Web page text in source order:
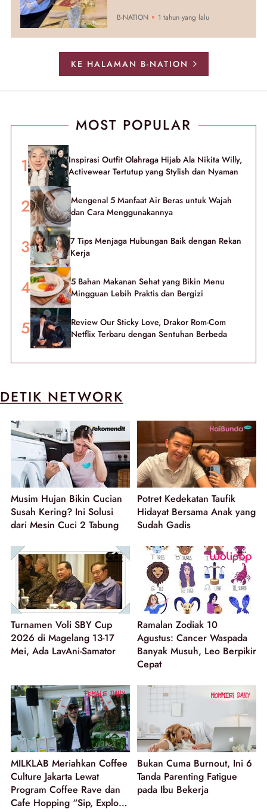
B-NATION 1 tahun yang lalu
KE HALAMAN B-NATION
MOST POPULAR
Inspirasi Outfit Olahraga Hijab Ala Nikita Willy,
Activewear Tertutup yang Stylish dan Nyaman
Mengenal 5 Manfaat Air Beras untuk Wajah
dan Cara Menggunakannya
7 Tips Menjaga Hubungan Baik dengan Rekan
Kerja
5 Bahan Makanan Sehat yang Bikin Menu
Mingguan Lebih Praktis dan Bergizi
Review Our Sticky Love, Drakor Rom-Com
Netflix Terbaru dengan Sentuhan Berbeda
DETIK NETWORK
Musim Hujan Bikin Cucian
Susah Kering? Ini Solusi
dari Mesin Cuci 2 Tabung
Potret Kedekatan Taufik
Hidayat Bersama Anak yang
Sudah Gadis
Turnamen Voli SBY Cup
2026 di Magelang 13-17
Mei, Ada LavAni-Samator
Ramalan Zodiak 10
Agustus: Cancer Waspada
Banyak Musuh, Leo Berpikir
Cepat
MILKLAB Meriahkan Coffee
Culture Jakarta Lewat
Program Coffee Rave dan
Cafe Hopping “Sip, Explore
Bukan Cuma Burnout, Ini 6
Tanda Parenting Fatigue
pada Ibu Bekerja